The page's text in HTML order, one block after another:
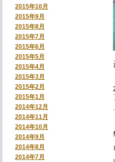
2015年10月
2015年9月
2015年8月
2015年7月
2015年6月
2015年5月
2015年4月
2015年3月
2015年2月
2015年1月
2014年12月
2014年11月
2014年10月
2014年9月
2014年8月
2014年7月